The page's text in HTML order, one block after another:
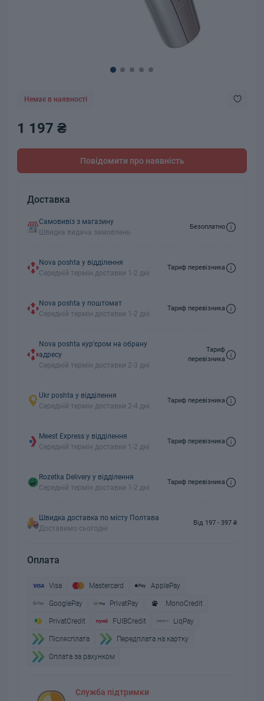
Немає в наявності
1 197 ₴
Повідомити про наявність
Доставка
Самовивіз з магазину
Швидка видача замовлень
Безоплатно
Nova poshta у відділення
Середній термін доставки 1-2 дні
Тариф перевізника
Nova poshta у поштомат
Середній термін доставки 1-2 дні
Тариф перевізника
Nova poshta кур'єром на обрану
адресу
Середній термін доставки 2-3 дні
Тариф
перевізника
Ukr poshta у відділення
Середній термін доставки 2-4 дні
Тариф перевізника
Meest Express у відділення
Середній термін доставки 1-2 дні
Тариф перевізника
Rozetka Delivery у відділення
Середній термін доставки 1-2 дні
Тариф перевізника
Швидка доставка по місту Полтава
Доставимо сьогодні
Від 197 - 397 ₴
Оплата
Visa Mastercard ApplePay
GooglePay PrivatPay MonoCredit
PrivatCredit FUIBCredit LiqPay
Пiслясплата Передплата на картку
Оплата за рахунком
Служба підтримки